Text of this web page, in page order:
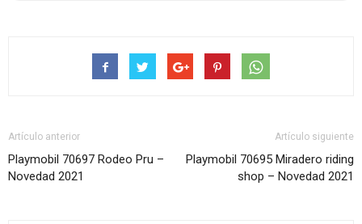
Artículo anterior
Playmobil 70697 Rodeo Pru –
Novedad 2021
Artículo siguiente
Playmobil 70695 Miradero riding
shop – Novedad 2021